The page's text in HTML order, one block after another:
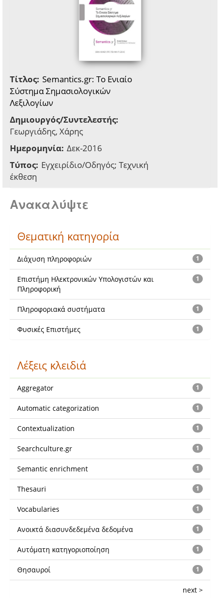
Τίτλος: Semantics.gr: Το Ενιαίο
Σύστημα Σημασιολογικών
Λεξιλογίων
Δημιουργός/Συντελεστής:
Γεωργιάδης, Χάρης
Ημερομηνία: Δεκ-2016
Τύπος: Εγχειρίδιο/Οδηγός; Τεχνική
έκθεση
Ανακαλύψτε
Θεματική κατηγορία
1
Διάχυση πληροφοριών
1
Επιστήμη Ηλεκτρονικών Υπολογιστών και
Πληροφορική
1
Πληροφοριακά συστήματα
1
Φυσικές Επιστήμες
Λέξεις κλειδιά
1
Aggregator
1
Automatic categorization
1
Contextualization
1
Searchculture.gr
1
Semantic enrichment
1
Thesauri
1
Vocabularies
1
Ανοικτά διασυνδεδεμένα δεδομένα
1
Αυτόματη κατηγοριοποίηση
1
Θησαυροί
next >